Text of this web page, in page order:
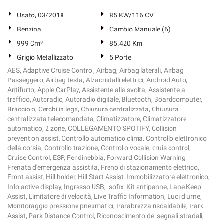
Usato, 03/2018
85 KW/116 CV
Benzina
Cambio Manuale (6)
999 Cm³
85.420 Km
Grigio Metallizzato
5 Porte
ABS, Adaptive Cruise Control, Airbag, Airbag laterali, Airbag
Passeggero, Airbag testa, Alzacristalli elettrici, Android Auto,
Antifurto, Apple CarPlay, Assistente alla svolta, Assistente al
traffico, Autoradio, Autoradio digitale, Bluetooth, Boardcomputer,
Bracciolo, Cerchi in lega, Chiusura centralizzata, Chiusura
centralizzata telecomandata, Climatizzatore, Climatizzatore
automatico, 2 zone, COLLEGAMENTO SPOTIFY, Collision
prevention assist, Controllo automatico clima, Controllo elettronico
della corsia, Controllo trazione, Controllo vocale, cruis control,
Cruise Control, ESP, Fendinebbia, Forward Collision Warning,
Frenata d'emergenza assistita, Freno di stazionamento elettrico,
Front assist, Hill holder, Hill Start Assist, Immobilizzatore elettronico,
Info active display, Ingresso USB, Isofix, Kit antipanne, Lane Keep
Assist, Limitatore di velocità, Live Traffic Information, Luci diurne,
Monitoraggio pressione pneumatici, Parabrezza riscaldabile, Park
Assist, Park Distance Control, Riconoscimento dei segnali stradali,